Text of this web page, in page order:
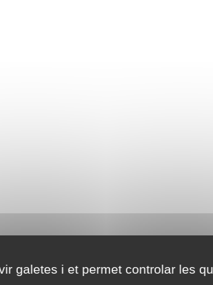
galetes i et permet controlar les